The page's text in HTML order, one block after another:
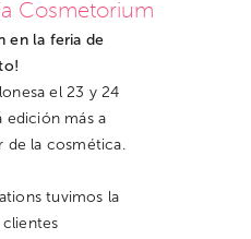
Cosmetorium
en la feria de
el 23 y 24
edición más a
de la cosmética.
tuvimos la